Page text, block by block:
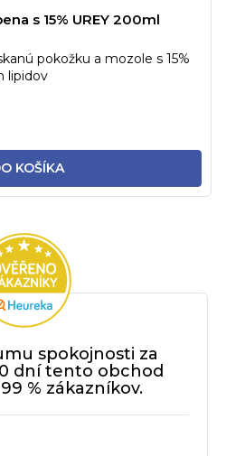
s 15% UREY 200ml
KOŠÍKA
pokožku a mozole s 15%
lipidov
spokojnosti za
dní tento obchod
% zákazníkov.